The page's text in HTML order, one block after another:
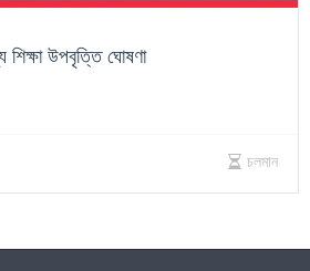
শিক্ষা উপবৃত্তি ঘোষণা
চলমান